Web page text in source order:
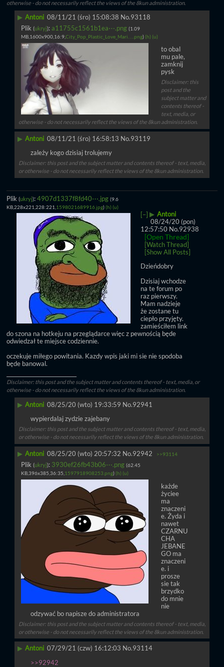
otherwise - do not necessarily reflect the views of the 8kun administration.
▶ Antoni 08/11/21 (śro) 15:08:38 No.93118
Plik (ukryj):a11755c1561b1ea⋯.png (1.09
MB,1600x900,16:9,City_Pop_Plastic_Love_Mari….png)(h) (u)
to obal
mu pale,
zamknij
pysk
Disclaimer: this
post and the
subject matter and
contents thereof -
text, media, or
otherwise - do not necessarily reflect the views of the 8kun administration.
▶ Antoni 08/11/21 (śro) 16:58:13 No.93119
zależy kogo dzisiaj trolujemy
Disclaimer: this post and the subject matter and contents thereof - text, media,
or otherwise - do not necessarily reflect the views of the 8kun administration.
Plik (ukryj):4907d1337f8fd40⋯.jpg (9.6
KB,228x221,228:221, 1598021689916.jpg)(h)(u)
[–] ▶ Antoni
08/24/20 (pon)
12:57:50 No.92938
[Open Thread]
[Watch Thread]
[Show All Posts]
Dzieńdobry
Dzisiaj wchodze
na te forum po
raz pierwszy.
Mam nadzieje
że zostane tu
ciepło przyjęty.
zamieściłem link
do szona na hotkeju na przeglądarce więc z pewnością będe
odwiedzał te miejsce codziennie.
oczekuje miłego powitania. Kazdy wpis jaki mi sie nie spodoba
będe banowal.
Disclaimer: this post and the subject matter and contents thereof - text, media, or
otherwise - do not necessarily reflect the views of the 8kun administration.
▶ Antoni 08/25/20 (wto) 19:33:59 No.92941
wypierdalaj zydzie zajebany
Disclaimer: this post and the subject matter and contents thereof - text, media,
or otherwise - do not necessarily reflect the views of the 8kun administration.
▶ Antoni 08/25/20 (wto) 20:57:32 No.92942 >>93114
Plik (ukryj): 3930ef26fb43b06⋯.png (62.45
KB,396x385,36:35, 1597918908253.png)(h) (u)
każde
życiee
ma
znaczeni
e. Żyda i
nawet
CZARNU
CHA
JEBANE
GO ma
znaczeni
e. i
prosze
sie tak
brzydko
do mnie
nie
odzywać bo napisze do administratora
Disclaimer: this post and the subject matter and contents thereof - text, media,
or otherwise - do not necessarily reflect the views of the 8kun administration.
▶ Antoni 07/29/21 (czw) 16:12:03 No.93114
>>92942